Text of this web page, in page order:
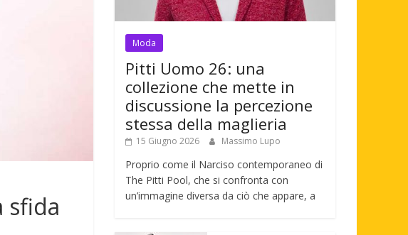
sfida
Moda
Pitti Uomo 26: una
collezione che mette in
discussione la percezione
stessa della maglieria
15 Giugno 2026 Massimo Lupo
Proprio come il Narciso contemporaneo di
The Pitti Pool, che si confronta con
un’immagine diversa da ciò che appare, a